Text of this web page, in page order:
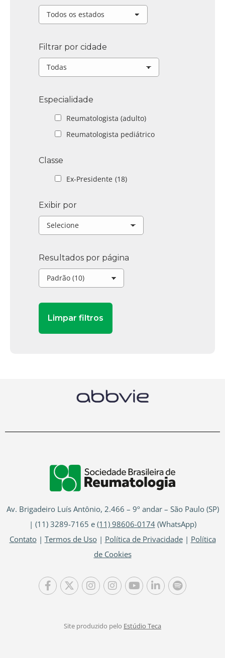
Filtrar por cidade
Especialidade
Reumatologista (adulto)
Reumatologista pediátrico
Classe
Ex-Presidente (18)
Exibir por
Resultados por página
Av. Brigadeiro Luís Antônio, 2.466 – 9º andar – São Paulo (SP)
| (11) 3289-7165 e (11) 98606-0174(WhatsApp)
Contato| Termos de Uso| Política de Privacidade| Política
de Cookies
Site produzido pelo Estúdio Teca